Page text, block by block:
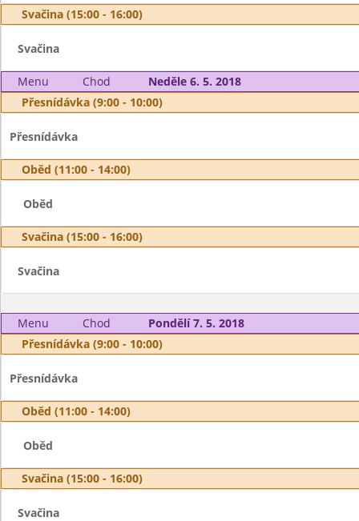
Svačina (15:00 - 16:00)
Svačina
Menu Chod
Neděle 6. 5. 2018
Přesnídávka (9:00 - 10:00)
Přesnídávka
Oběd (11:00 - 14:00)
Oběd
Svačina (15:00 - 16:00)
Svačina
Menu Chod
Pondělí 7. 5. 2018
Přesnídávka (9:00 - 10:00)
Přesnídávka
Oběd (11:00 - 14:00)
Oběd
Svačina (15:00 - 16:00)
Svačina